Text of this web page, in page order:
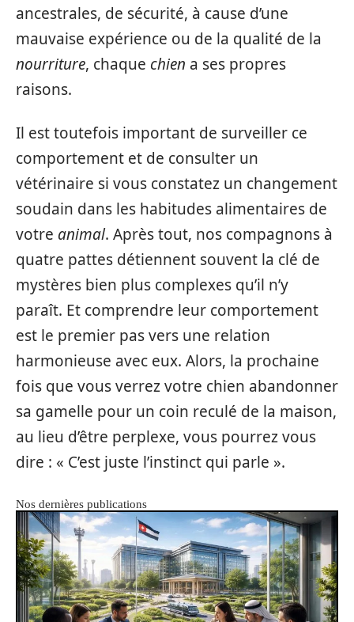
ancestrales, de sécurité, à cause d’une
mauvaise expérience ou de la qualité de la
nourriture, chaque chien a ses propres
raisons.
Il est toutefois important de surveiller ce
comportement et de consulter un
vétérinaire si vous constatez un changement
soudain dans les habitudes alimentaires de
votre animal. Après tout, nos compagnons à
quatre pattes détiennent souvent la clé de
mystères bien plus complexes qu’il n’y
paraît. Et comprendre leur comportement
est le premier pas vers une relation
harmonieuse avec eux. Alors, la prochaine
fois que vous verrez votre chien abandonner
sa gamelle pour un coin reculé de la maison,
au lieu d’être perplexe, vous pourrez vous
dire : « C’est juste l’instinct qui parle ».
Nos dernières publications